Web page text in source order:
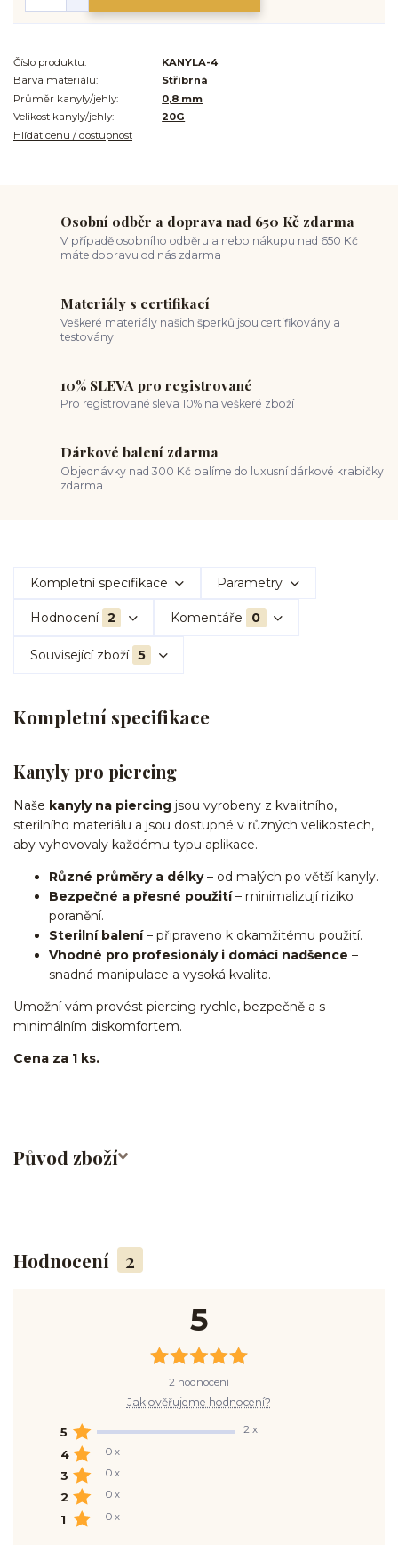
Číslo produktu:
KANYLA-4
Barva materiálu:
Stříbrná
Průměr kanyly/jehly:
0,8 mm
Velikost kanyly/jehly:
20G
Hlídat cenu / dostupnost
Osobní odběr a doprava nad 650 Kč zdarma
V případě osobního odběru a nebo nákupu nad 650 Kč
máte dopravu od nás zdarma
Materiály s certifikací
Veškeré materiály našich šperků jsou certifikovány a
testovány
10% SLEVA pro registrované
Pro registrované sleva 10% na veškeré zboží
Dárkové balení zdarma
Objednávky nad 300 Kč balíme do luxusní dárkové krabičky
zdarma
Kompletní specifikace Parametry
Hodnocení 2 Komentáře 0
Související zboží 5
Kompletní specifikace
Kanyly pro piercing
Naše kanyly na piercing jsou vyrobeny z kvalitního,
sterilního materiálu a jsou dostupné v různých velikostech,
aby vyhovovaly každému typu aplikace.
Různé průměry a délky– od malých po větší kanyly.
Bezpečné a přesné použití– minimalizují riziko
poranění.
Sterilní balení– připraveno k okamžitému použití.
Vhodné pro profesionály i domácí nadšence –
snadná manipulace a vysoká kvalita.
Umožní vám provést piercing rychle, bezpečně a s
minimálním diskomfortem.
Cena za 1 ks.
Původ zboží
Hodnocení 2
5
2 hodnocení
Jak ověřujeme hodnocení?
5 2 x
4 0 x
3 0 x
2 0 x
1 0 x